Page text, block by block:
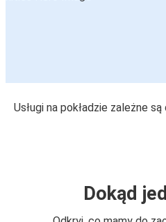
Usługi na pokładzie zależne
Dokąd